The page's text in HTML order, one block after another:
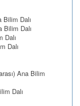
Dalı
Dalı
Dalı
Dalı
Ana Bilim
Dalı